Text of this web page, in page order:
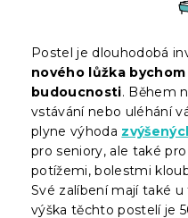
Postel je dlouhodobá
nového lůžka
budoucnosti. Během
vstávání nebo uléhání
plyne výhoda
pro seniory, ale také
potížemi, bolestmi
Své zalíbení mají také
výška těchto postelí je